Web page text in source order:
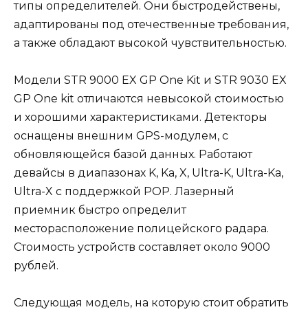
типы определителей. Они быстродействены,
адаптированы под отечественные требования,
а также обладают высокой чувствительностью.
Модели STR 9000 EX GP One Kit и STR 9030 EX
GP One kit отличаются невысокой стоимостью
и хорошими характеристиками. Детекторы
оснащены внешним GPS-модулем, с
обновляющейся базой данных. Работают
девайсы в диапазонах K, Ka, X, Ultra-K, Ultra-Ka,
Ultra-X с поддержкой POP. Лазерный
приемник быстро определит
месторасположение полицейского радара.
Стоимость устройств составляет около 9000
рублей.
Следующая модель, на которую стоит обратить